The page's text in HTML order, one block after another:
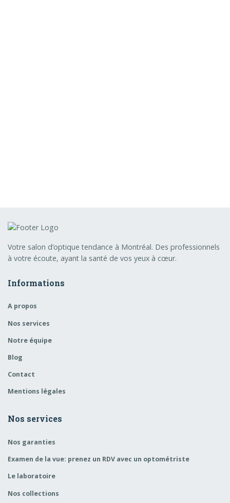
Votre salon d’optique tendance à Montréal. Des professionnels
à votre écoute, ayant la santé de vos yeux à cœur.
Informations
A propos
Nos services
Notre équipe
Blog
Contact
Mentions légales
Nos services
Nos garanties
Examen de la vue: prenez un RDV avec un optométriste
Le laboratoire
Nos collections